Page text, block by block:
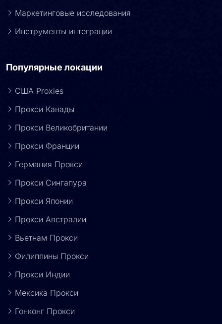
Маркетинговые исследования
Инструменты интеграции
Популярные локации
США Proxies
Прокси Канады
Прокси Великобритании
Прокси Франции
Германия Прокси
Прокси Сингапура
Прокси Японии
Прокси Австралии
Вьетнам Прокси
Филиппины Прокси
Прокси Индии
Мексика Прокси
Гонконг Прокси